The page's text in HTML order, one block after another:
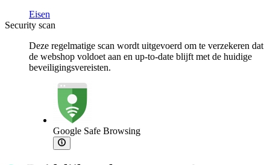
Eisen
Security scan
Deze regelmatige scan wordt uitgevoerd om te verzekeren dat
de webshop voldoet aan en up-to-date blijft met de huidige
beveiligingsvereisten.
Google Safe Browsing